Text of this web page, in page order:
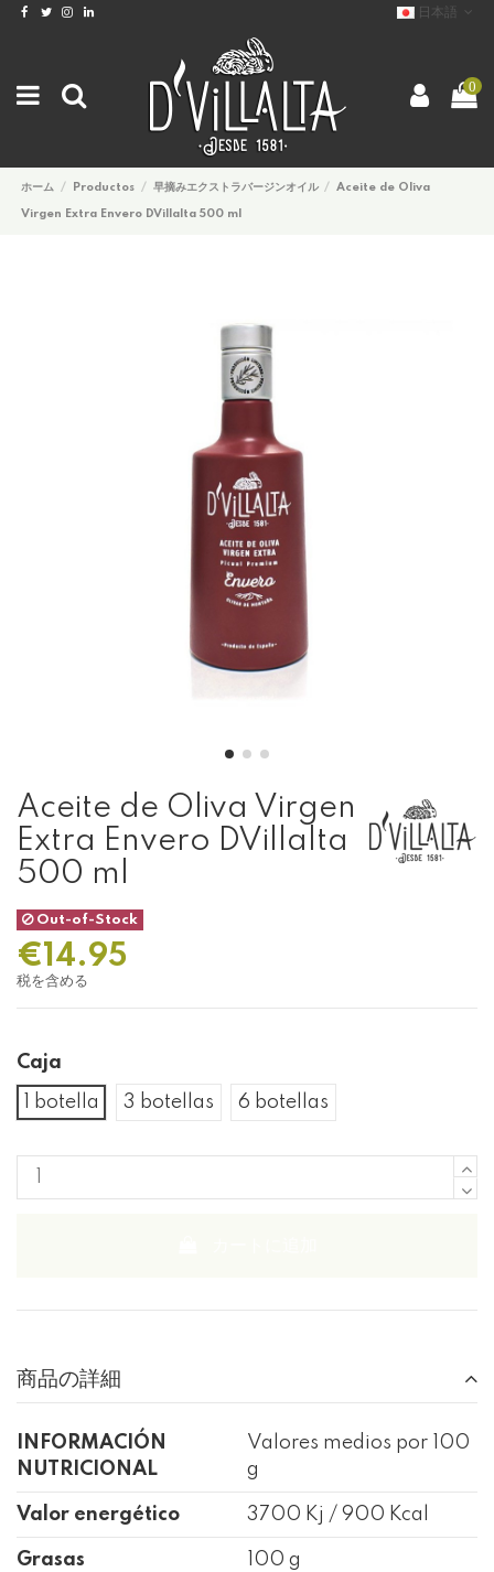
日本語
0
ホーム Productos 早摘みエクストラバージンオイル Aceite de Oliva
Virgen Extra Envero DVillalta 500 ml
Aceite de Oliva Virgen
Extra Envero DVillalta
500 ml
Out-of-Stock
€14.95
税を含める
Caja
1 botella
3 botellas 6 botellas
商品の詳細
INFORMACIÓN
NUTRICIONAL
Valores medios por 100
g
Valor energético 3700 Kj / 900 Kcal
Grasas 100 g